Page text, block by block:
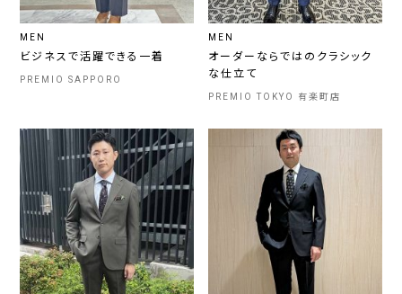
MEN
ビジネスで活躍できる一着
PREMIO SAPPORO
MEN
オーダーならではのクラシック
な仕立て
PREMIO TOKYO 有楽町店